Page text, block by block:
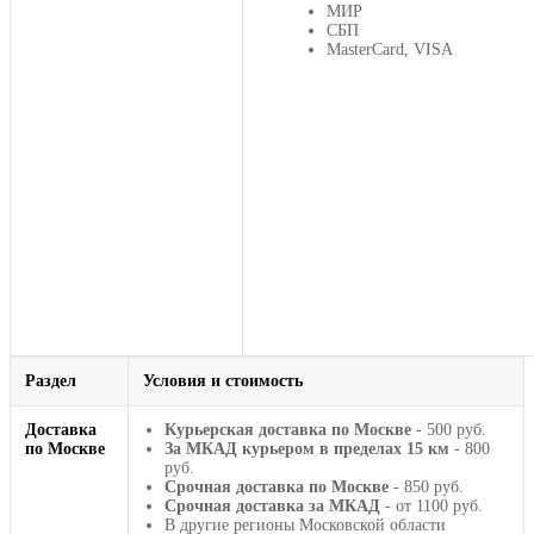
МИР
СБП
MasterCard, VISA
Раздел Условия и стоимость
Доставка
по Москве
Курьерская доставка по Москве - 500 руб.
За МКАД курьером в пределах 15 км - 800
руб.
Срочная доставка по Москве - 850 руб.
Срочная доставка за МКАД - от 1100 руб.
В другие регионы Московской области